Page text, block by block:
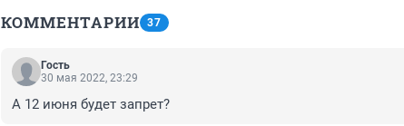
КОММЕНТАРИИ 37
Гость
30 мая 2022, 23:29
А 12 июня будет запрет?